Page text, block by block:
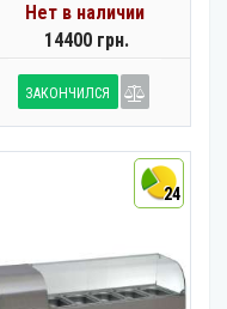
Нет в наличии
14400 грн.
ЗАКОНЧИЛСЯ
24